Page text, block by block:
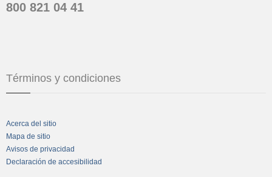
800 821 04 41
Términos y condiciones
Acerca del sitio
Mapa de sitio
Avisos de privacidad
Declaración de accesibilidad